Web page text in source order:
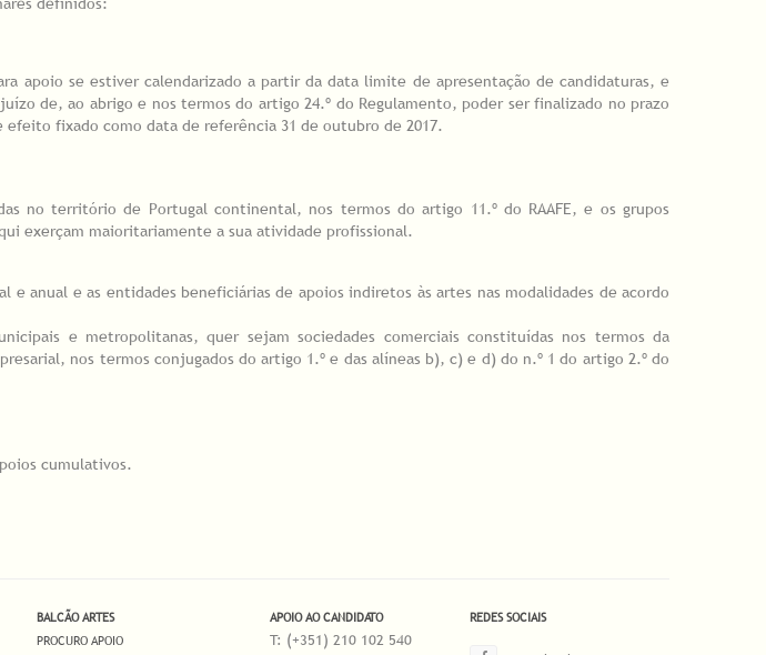
se estiver calendarizado a partir da data limite de apresentação de candidaturas, e
de, ao abrigo e nos termos do artigo 24.º do Regulamento, poder ser finalizado no prazo
fixado como data de referência 31 de outubro de 2017.
no território de Portugal continental, nos termos do artigo 11.º do RAAFE, e os grupos
exerçam maioritariamente a sua atividade profissional.
anual e as entidades beneficiárias de apoios indiretos às artes nas modalidades de acordo
e metropolitanas, quer sejam sociedades comerciais constituídas nos termos da
nos termos conjugados do artigo 1.º e das alíneas b), c) e d) do n.º 1 do artigo 2.º do
cumulativos.
BALCÃO ARTES
PROCURO APOIO
APOIO AO CANDIDATO
T: (+351) 210 102 540
REDES SOCIAIS